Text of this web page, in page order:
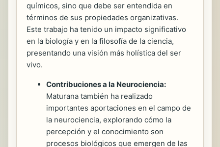
químicos, sino que debe ser entendida en
términos de sus propiedades organizativas.
Este trabajo ha tenido un impacto significativo
en la biología y en la filosofía de la ciencia,
presentando una visión más holística del ser
vivo.
Contribuciones a la Neurociencia:
Maturana también ha realizado
importantes aportaciones en el campo de
la neurociencia, explorando cómo la
percepción y el conocimiento son
procesos biológicos que emergen de las